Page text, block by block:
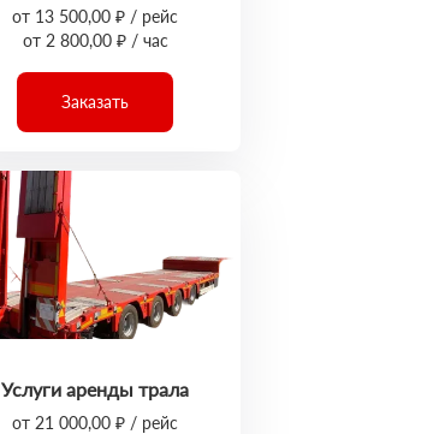
от 13 500,00 ₽ / рейс
от 2 800,00 ₽ / час
Заказать
Услуги аренды трала
от 21 000,00 ₽ / рейс